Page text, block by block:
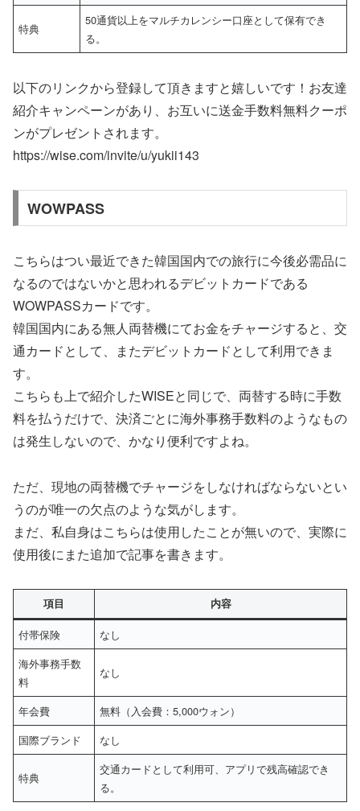
特典
50通貨以上をマルチカレンシー口座として保有でき
る。
以下のリンクから登録して頂きますと嬉しいです！お友達
紹介キャンペーンがあり、お互いに送金手数料無料クーポ
ンがプレゼントされます。
https://wise.com/invite/u/yukii143
WOWPASS
こちらはつい最近できた韓国国内での旅行に今後必需品に
なるのではないかと思われるデビットカードである
WOWPASSカードです。
韓国国内にある無人両替機にてお金をチャージすると、交
通カードとして、またデビットカードとして利用できま
す。
こちらも上で紹介したWISEと同じで、両替する時に手数
料を払うだけで、決済ごとに海外事務手数料のようなもの
は発生しないので、かなり便利ですよね。
ただ、現地の両替機でチャージをしなければならないとい
うのが唯一の欠点のような気がします。
まだ、私自身はこちらは使用したことが無いので、実際に
使用後にまた追加で記事を書きます。
項目 内容
付帯保険
なし
海外事務手数
料
なし
年会費
無料（入会費：5,000ウォン）
国際ブランド
なし
特典
交通カードとして利用可、アプリで残高確認でき
る。